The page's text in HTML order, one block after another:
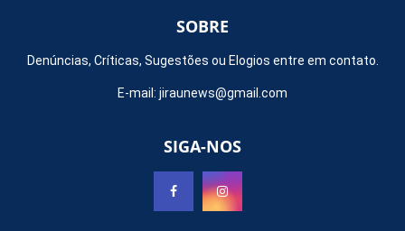
SOBRE
Denúncias, Críticas, Sugestões ou Elogios entre em contato.
E-mail: jiraunews@gmail.com
SIGA-NOS